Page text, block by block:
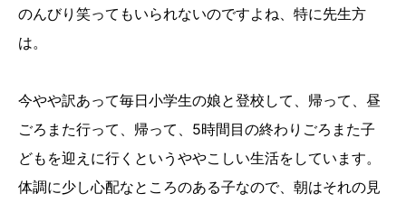
のんびり笑ってもいられないのですよね、特に先生方
は。
今やや訳あって毎日小学生の娘と登校して、帰って、昼
ごろまた行って、帰って、5時間目の終わりごろまた子
どもを迎えに行くというややこしい生活をしています。
体調に少し心配なところのある子なので、朝はそれの見